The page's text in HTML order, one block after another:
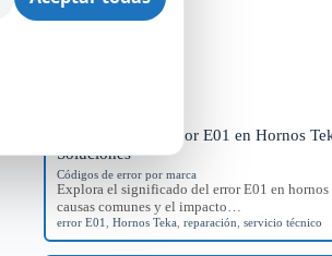
Significado del Error E01 en Hornos
Soluciones
Códigos de error por marca
Explora el significado del error E01 en hornos
causas comunes y el impacto…
error E01 ,Hornos Teka ,reparación ,servicio técnico